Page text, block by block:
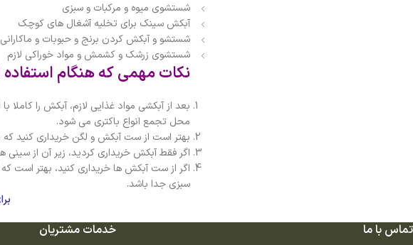
شستشوی میوه و مرکبات و سبزی
آبکش سینک برای تخلیه آشغال های کوچک
شستشو و آبکش کردن برنج و حبوبات و ماکارانی
شستشوی زرشک و کشمش و مواد خوراکی لازم
نکات مهمی که هنگام استفاده
بعد از آبکشی مواد غذایی لازم، آبکش را
محل تجمع انواع باکتری می شود.
بهتر است از ست آبکش و لگن خریداری کنید
اگر فقط آبکش خریداری کردید، زیر آن از
اگر از ست آبکش ها خریداری کنید، بهتر
سبزی جدا باشد.
تماس با ما خدمات مشتریان